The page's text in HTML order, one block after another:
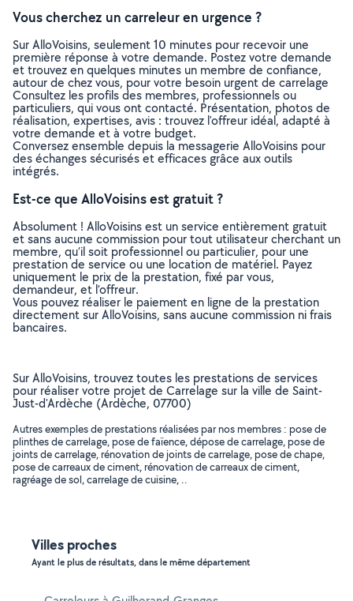
Vous cherchez un carreleur en urgence ?
Sur AlloVoisins, seulement 10 minutes pour recevoir une
première réponse à votre demande. Postez votre demande
et trouvez en quelques minutes un membre de confiance,
autour de chez vous, pour votre besoin urgent de carrelage
Consultez les profils des membres, professionnels ou
particuliers, qui vous ont contacté. Présentation, photos de
réalisation, expertises, avis : trouvez l'offreur idéal, adapté à
votre demande et à votre budget.
Conversez ensemble depuis la messagerie AlloVoisins pour
des échanges sécurisés et efficaces grâce aux outils
intégrés.
Est-ce que AlloVoisins est gratuit ?
Absolument ! AlloVoisins est un service entièrement gratuit
et sans aucune commission pour tout utilisateur cherchant un
membre, qu’il soit professionnel ou particulier, pour une
prestation de service ou une location de matériel. Payez
uniquement le prix de la prestation, fixé par vous,
demandeur, et l’offreur.
Vous pouvez réaliser le paiement en ligne de la prestation
directement sur AlloVoisins, sans aucune commission ni frais
bancaires.
Sur AlloVoisins, trouvez toutes les prestations de services
pour réaliser votre projet de Carrelage sur la ville de Saint-
Just-d'Ardèche (Ardèche, 07700)
Autres exemples de prestations réalisées par nos membres : pose de
plinthes de carrelage, pose de faïence, dépose de carrelage, pose de
joints de carrelage, rénovation de joints de carrelage, pose de chape,
pose de carreaux de ciment, rénovation de carreaux de ciment,
ragréage de sol, carrelage de cuisine, ..
Villes proches
Ayant le plus de résultats, dans le même département